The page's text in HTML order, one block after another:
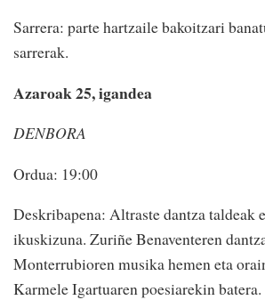
Sarrera: parte hartzaile bakoitzari
sarrerak.
Azaroak 25, igandea
DENBORA
Ordua: 19:00
Deskribapena: Altraste dantza taldeak
ikuskizuna. Zuriñe Benaventeren
Monterrubioren musika hemen eta
Karmele Igartuaren poesiarekin batera.